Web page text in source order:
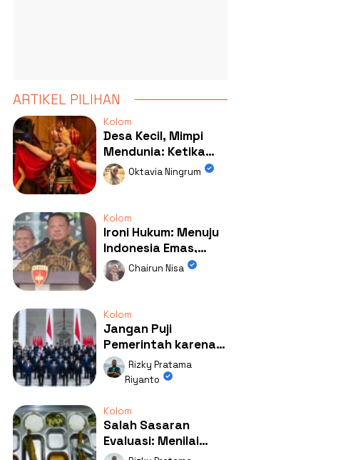
ARTIKEL PILIHAN
Kolom
Desa Kecil, Mimpi
Mendunia: Ketika
Kolaborasi
Mengubah Wajah
Oktavia Ningrum
Kolom
Ironi Hukum: Menuju
Indonesia Emas,
Ternyata Emasnya
Ada di Rumah Febrie!
Chairun Nisa
Kolom
Jangan Puji
Pemerintah karena
Kerja: Mengapa
Publik Begitu Mudah
Rizky Pratama
Riyanto
Kolom
Salah Sasaran
Evaluasi: Menilai
Program MBG Lewat